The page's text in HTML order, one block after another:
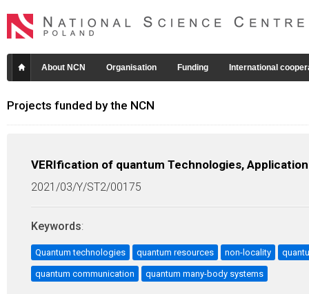
About NCN Organisation Funding International
Projects funded by the NCN
VERIfication of quantum Technologies,
2021/03/Y/ST2/00175
Keywords:
Quantum technologies quantum resources non-locality
quantum communication quantum many-body systems